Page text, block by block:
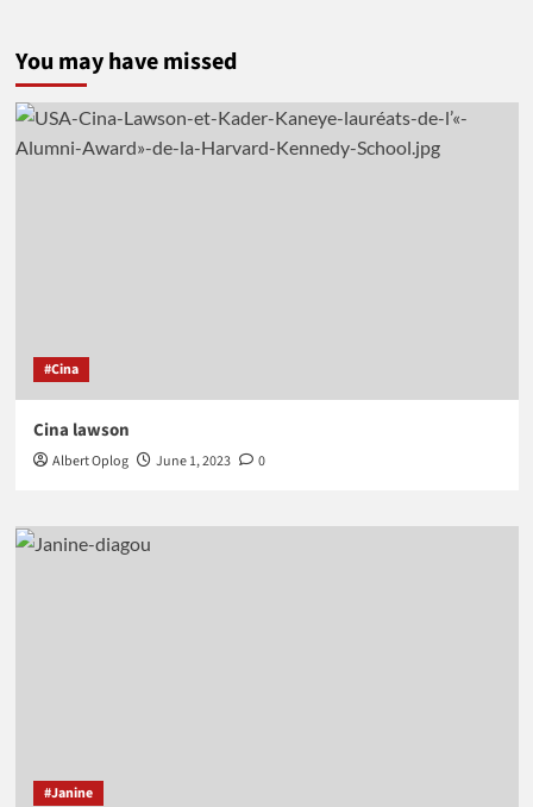
You may have missed
#Cina
Cina lawson
Albert Oplog June 1, 2023 0
#Janine